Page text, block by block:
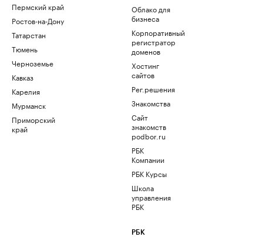
Пермский край
Ростов-на-Дону
Татарстан
Тюмень
Черноземье
Кавказ
Карелия
Мурманск
Приморский
край
Облако для
бизнеса
Корпоративный
регистратор
доменов
Хостинг
сайтов
Рег.решения
Знакомства
Сайт
знакомств
podbor.ru
РБК
Компании
РБК Курсы
Школа
управления
РБК
РБК